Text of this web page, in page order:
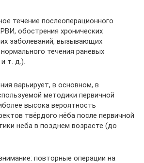
течение послеоперационного
обострения хронических
заболеваний, вызывающих
течения раневых
т. д.).
варьирует, в основном, в
методики первичной
высока вероятность
твёрдого нёба после первичной
нёба в позднем возрасте (до
повторные операции на